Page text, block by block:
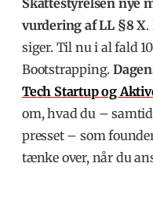
Skattestyrelsen nye
vurdering af LL §8 X.
siger. Til nu i al fald
Bootstrapping.
Tech Startup og
om, hvad du –
presset – som
tænke over, når du